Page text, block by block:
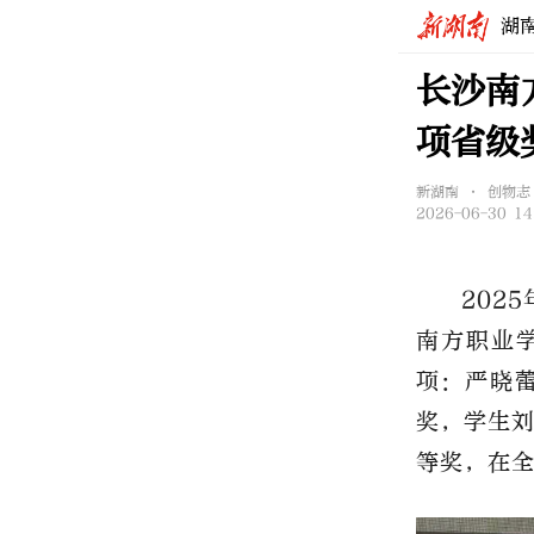
湖
长沙南
项省级
新湖南 • 创物志
2026-06-30
2025
南方职业
项：严晓
奖，学生
等奖，在